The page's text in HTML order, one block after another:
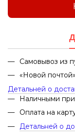
Самовывоз из
«Новой
Детальней о
Наличными
Оплата на
Детальней о